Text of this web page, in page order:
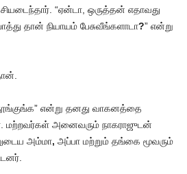
“ஏன்டா, ஒருத்தன் எதாவது
தான் நியாயம் பேசுவீங்களாடா?” என்று
என்று தனது வாகனத்தை
மற்றவர்கள் அனைவரும் நாகராஜுடன்
அம்மா, அப்பா மற்றும் தங்கை மூவரும்